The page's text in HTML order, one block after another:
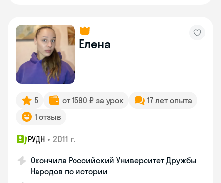
Елена
5 от 1590 ₽ за урок
17 лет опыта
1 отзыв
РУДН • 2011 г.
Окончила Российский Университет Дружбы
Народов по истории